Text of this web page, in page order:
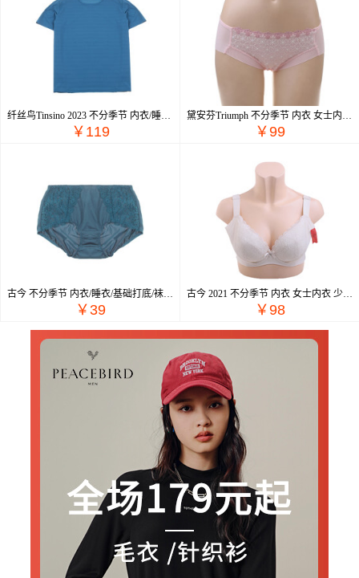
纤丝鸟Tinsino 2023 不分季节 内衣/睡衣/基础打底/袜子 基础打底 打底T恤 23178
￥119
黛安芬Triumph 不分季节 内衣 女士内衣 内裤 E003432
￥99
古今 不分季节 内衣/睡衣/基础打底/袜子 内裤 内裤 1R107
￥39
古今 2021 不分季节 内衣 女士内衣 少女文胸 0M208
￥98